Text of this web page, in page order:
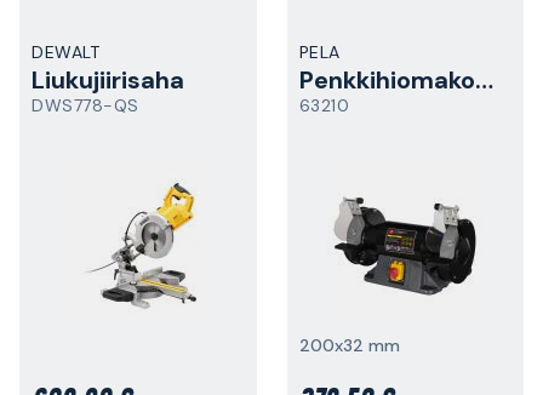
DEWALT
Liukujiirisaha
DWS778-QS
PELA
Penkkihiomakone
63210
200x32 mm